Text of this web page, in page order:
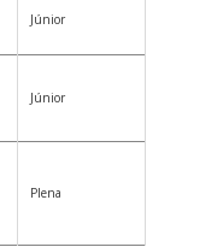
Júnior
Júnior
Plena